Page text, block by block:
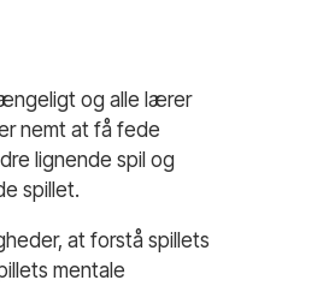
og alle lærer
nemt at få fede
lignende spil og
spillet.
at forstå spillets
mentale